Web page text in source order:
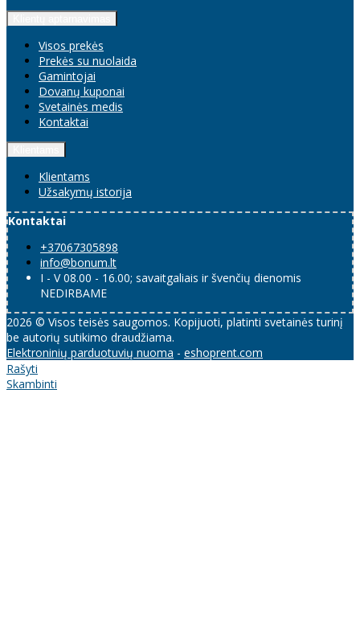
Visos prekės
Prekės su nuolaida
Gamintojai
Dovanų kuponai
Svetainės medis
Kontaktai
Klientams
Užsakymų istorija
Kontaktai
+37067305898
info@bonum.lt
I - V 08.00 - 16.00; savaitgaliais ir švenčių dienomis
NEDIRBAME
2026 © Visos teisės saugomos. Kopijuoti, platinti svetainės turinį
be autorių sutikimo draudžiama.
Elektroninių parduotuvių nuoma - eshoprent.com
Rašyti
Skambinti